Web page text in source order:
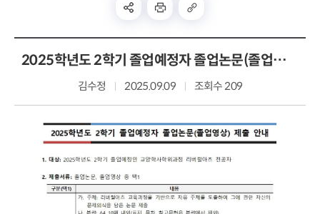
2025학년도 2학기 졸업예정자 졸업논문(졸업영상) 제출 안내
김수정 2025.09.09 조회수 209